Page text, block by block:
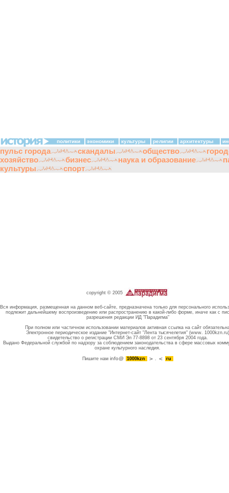
политики экономики культуры религии архитектуры
пульс города скандалы общество
хозяйство
бизнес наука и образование
культуры
спорт
copyright © 2005
Вся информация, размещенная на данном веб-сайте, предназначена только для персонального
подлежит дальнейшему воспроизведению или распространению в какой-либо форме, иначе как с
разрешения редакции ИД "Парадигма"
При полном или частичном использовании материалов активная ссылка на сайт
Электронное периодическое издание "Интернет-сайт "Лента тысячелетия" (www. 1000kzn.ru)
свидетельство о регистрации СМИ Эл 77-8898 от 23 сентября 2004 года.
Выдано Федеральной службой по надзору за соблюдением законодательства в сфере массовых
охране культурного наследия.
Пишите намinfo@ 1000kzn . ru